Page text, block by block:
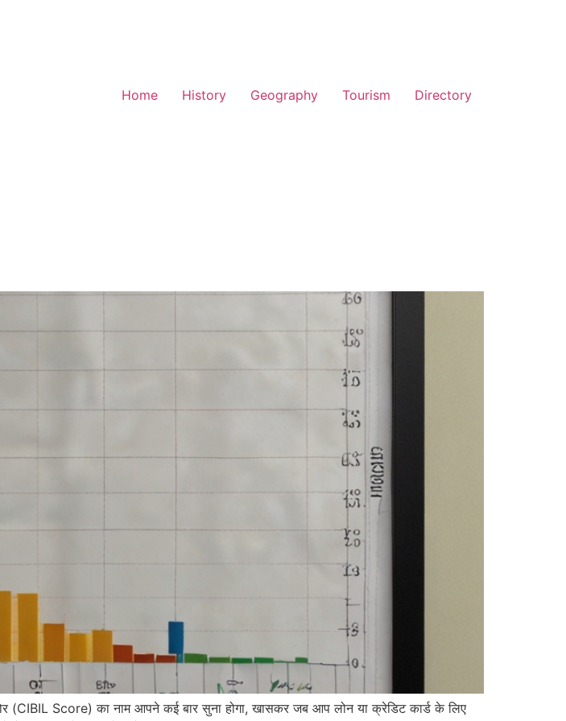
Home History Geography Tourism Directory
Score) का नाम आपने कई बार सुना होगा, खासकर जब आप लोन या क्रेडिट कार्ड के लिए